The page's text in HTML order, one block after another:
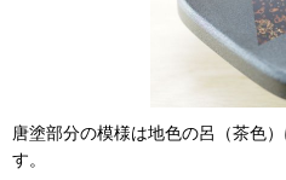
唐塗部分の模様は地色の呂（茶色
す。